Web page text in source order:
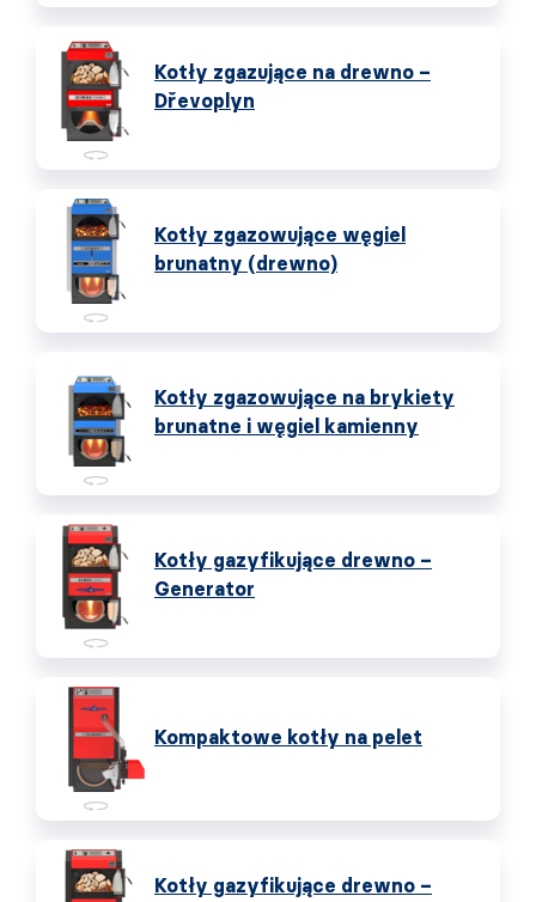
Kotły zgazujące na drewno –
Dřevoplyn
Kotły zgazowujące węgiel
brunatny (drewno)
Kotły zgazowujące na brykiety
brunatne i węgiel kamienny
Kotły gazyfikujące drewno –
Generator
Kompaktowe kotły na pelet
Kotły gazyfikujące drewno –